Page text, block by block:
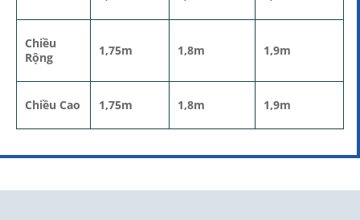
Chiều
Rộng
1,75m 1,8m 1,9m
Chiều Cao 1,75m 1,8m 1,9m